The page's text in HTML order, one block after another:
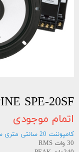
SPE-20SF
اتمام موجودی
کامپوننت 20 سانتی متری سری E آلپاین
30 وات RMS